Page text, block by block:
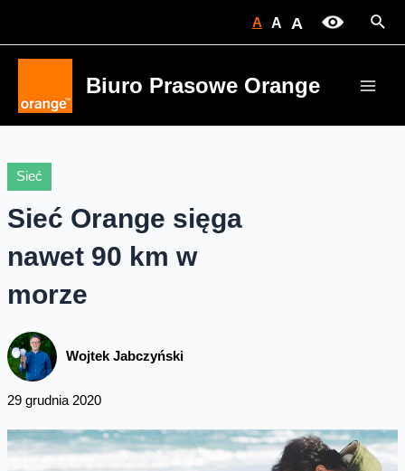
A A A
Biuro Prasowe Orange
Sieć
Sieć Orange sięga
nawet 90 km w
morze
Wojtek Jabczyński
29 grudnia 2020